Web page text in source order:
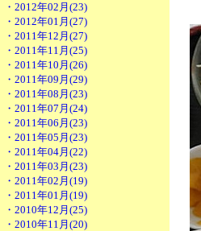
・2012年02月(23)
・2012年01月(27)
・2011年12月(27)
・2011年11月(25)
・2011年10月(26)
・2011年09月(29)
・2011年08月(23)
・2011年07月(24)
・2011年06月(23)
・2011年05月(23)
・2011年04月(22)
・2011年03月(23)
・2011年02月(19)
・2011年01月(19)
・2010年12月(25)
・2010年11月(20)